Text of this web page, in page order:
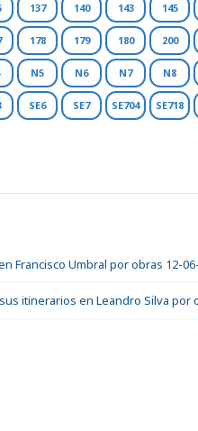
137 140 143 145
178 179 180 200
N5 N6 N7 N8
SE6 SE7 SE704 SE718
Francisco Umbral por obras 12-
itinerarios en Leandro Silva por